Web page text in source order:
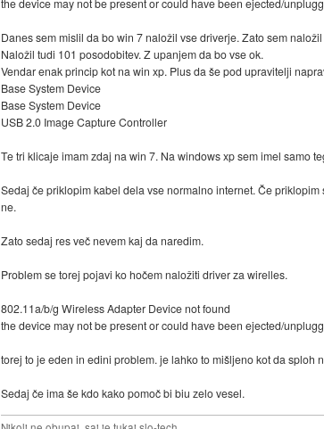
Danes sem mislil da bo win 7 naložil vse driverje. Zato sem
Naložil tudi 101 posodobitev. Z upanjem da bo vse ok.
Vendar enak princip kot na win xp. Plus da še pod upravitelji
Base System Device
Base System Device
USB 2.0 Image Capture Controller
Te tri klicaje imam zdaj na win 7. Na windows xp sem imel samo
Sedaj če priklopim kabel dela vse normalno internet. Če
ne.
Zato sedaj res več nevem kaj da naredim.
Problem se torej pojavi ko hočem naložiti driver za wirelles.
802.11a/b/g Wireless Adapter Device not found
the device may not be present or could have been ejected/
torej to je eden in edini problem. je lahko to mišljeno kot da sploh
Sedaj če ima še kdo kako pomoč bi biu zelo vesel.